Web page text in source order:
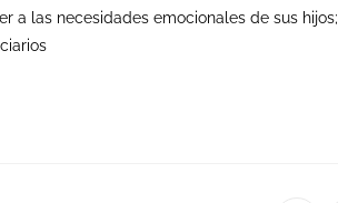
las necesidades emocionales de sus hijos;